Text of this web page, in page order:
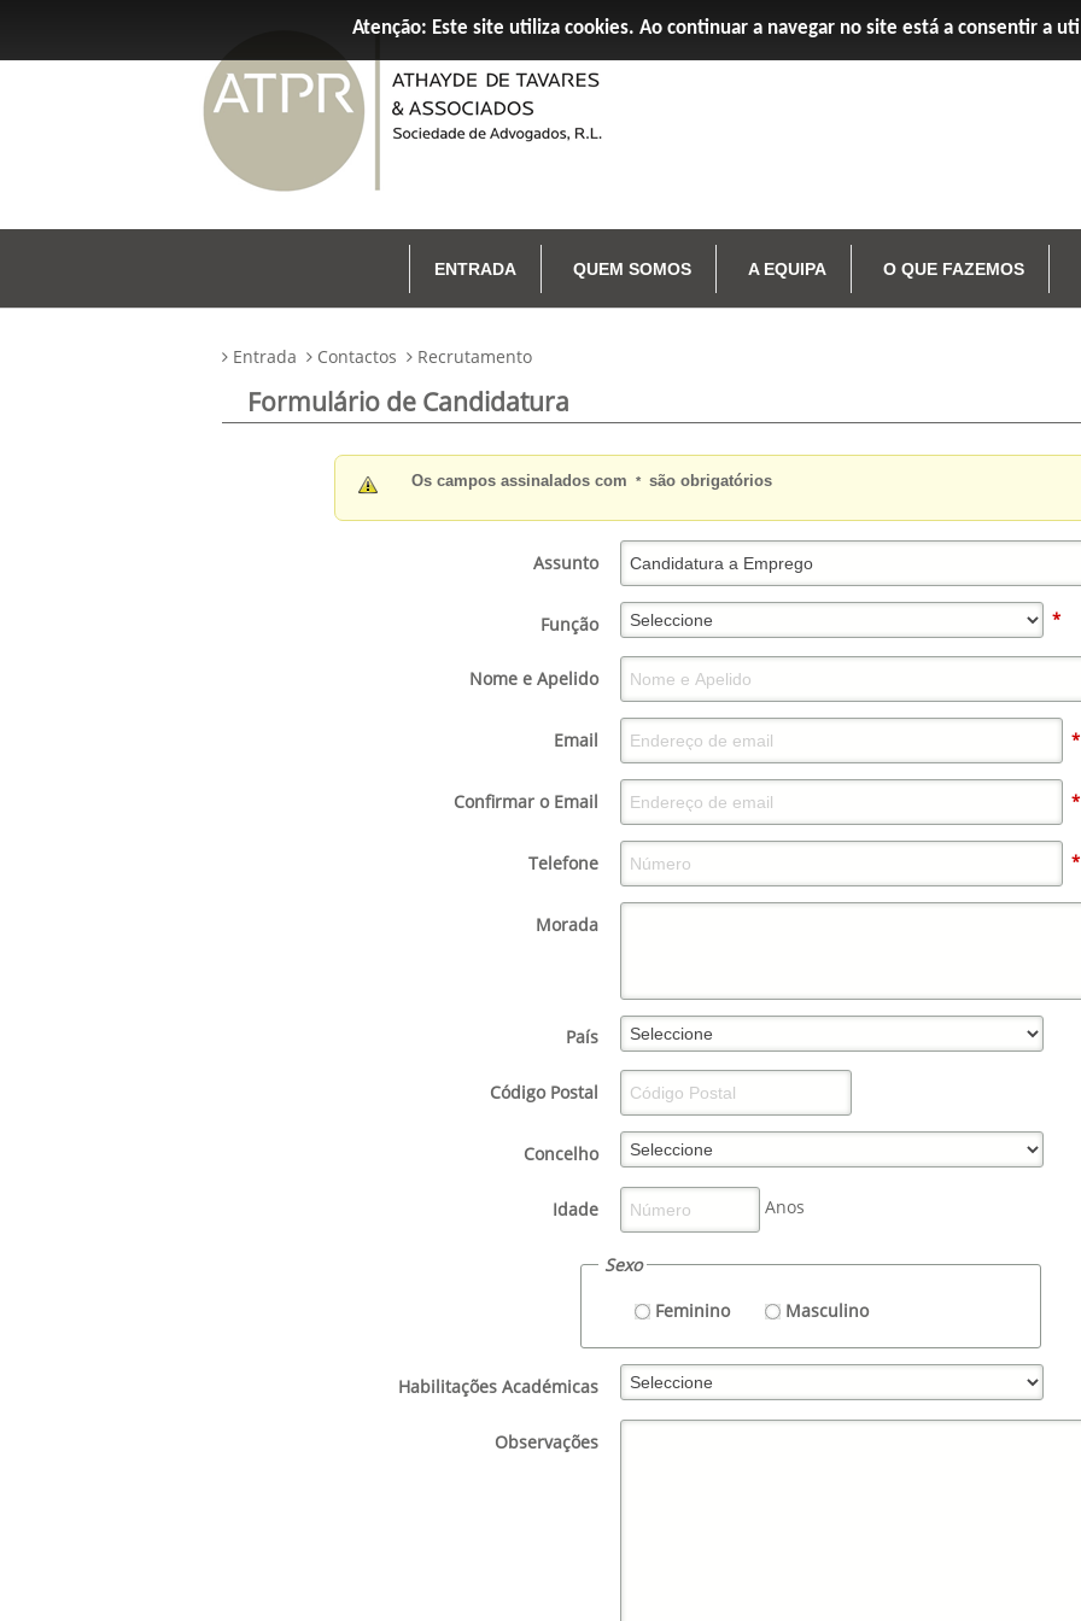
ENTRADA QUEM SOMOS A EQUIPA O QUE FAZEMOS
Entrada Contactos Recrutamento
Formulário de Candidatura
Os campos assinalados com * são obrigatórios
Assunto
Função *
Nome e Apelido
Email *
Confirmar o Email *
Telefone *
Morada
País
Código Postal
Concelho
Idade Anos
Sexo
Feminino Masculino
Habilitações Académicas
Observações
Atenção: Este site utiliza cookies. Ao continuar a navegar no site está a consentir a